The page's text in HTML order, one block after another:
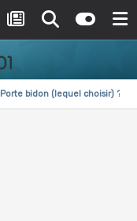
Porte bidon (lequel choisir) ?